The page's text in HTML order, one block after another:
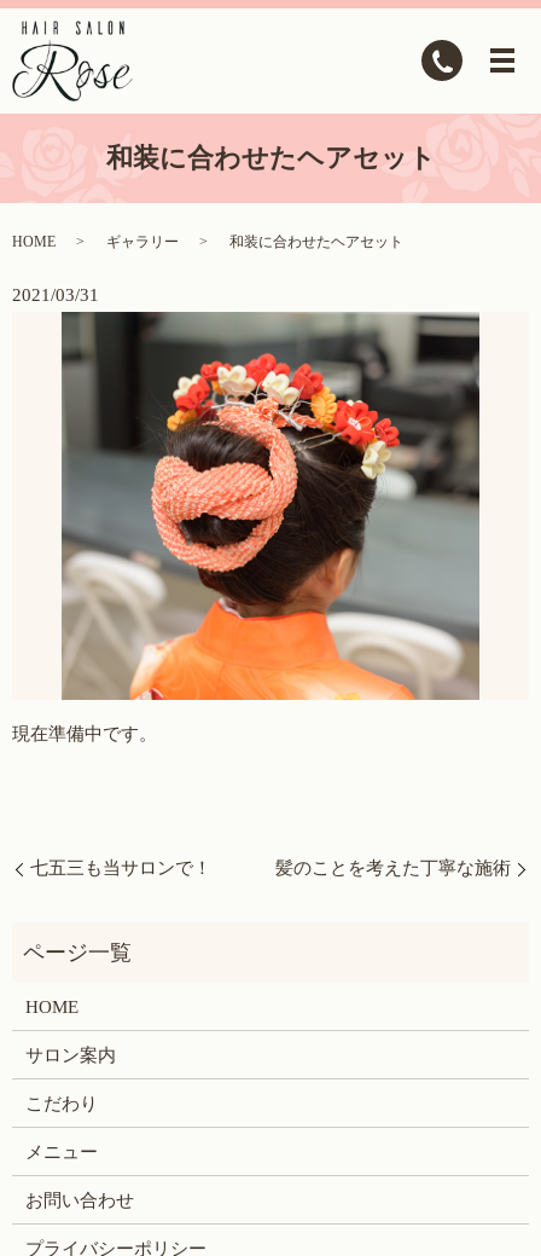
和装に合わせたヘアセット
HOME ギャラリー 和装に合わせたヘアセット
2021/03/31
現在準備中です。
七五三も当サロンで！ 髪のことを考えた丁寧な施術
HOME
サロン案内
こだわり
メニュー
お問い合わせ
プライバシーポリシー